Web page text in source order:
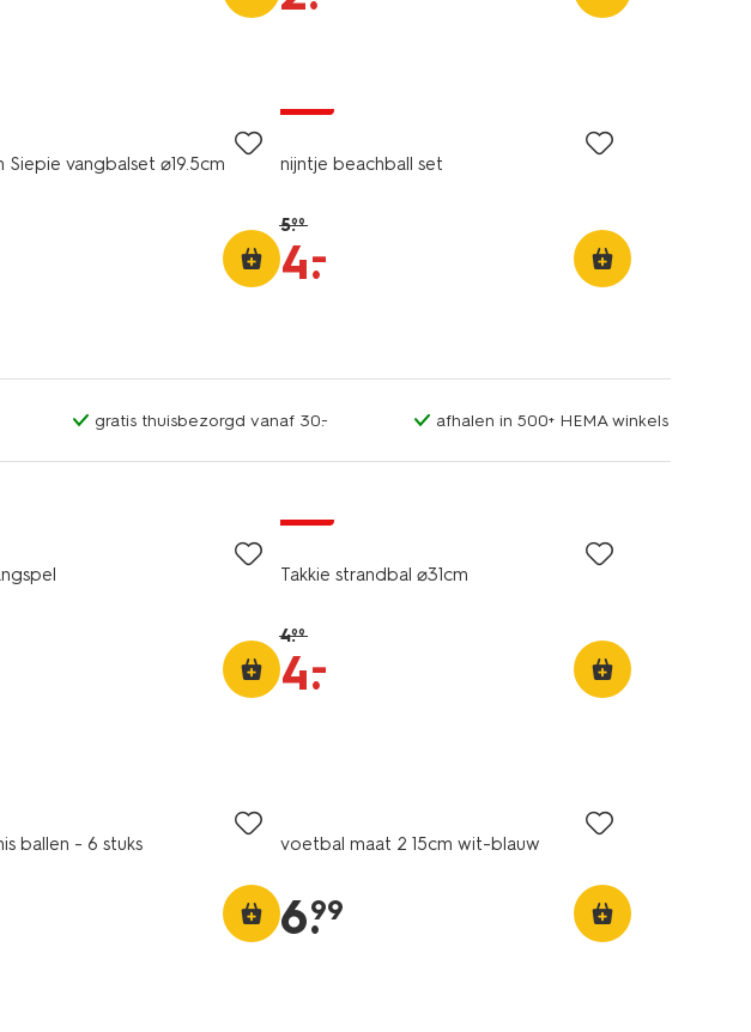
Siepie vangbalset ⌀19.5cm nijntje beachball set
5.99
4.
–
gratis thuisbezorgd vanaf 30.- afhalen in 500+ HEMA winkels
Takkie strandbal ⌀31cm
4.99
4.
–
ballen - 6 stuks voetbal maat 2 15cm wit-blauw
6.
99